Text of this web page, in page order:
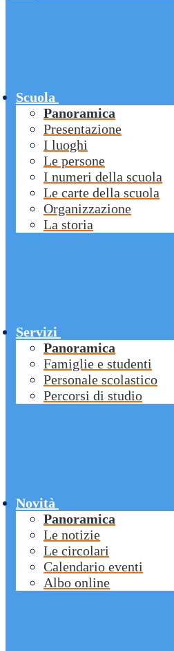
Scuola
Panoramica
Presentazione
I luoghi
Le persone
I numeri della scuola
Le carte della scuola
Organizzazione
La storia
Servizi
Panoramica
Famiglie e studenti
Personale scolastico
Percorsi di studio
Novità
Panoramica
Le notizie
Le circolari
Calendario eventi
Albo online